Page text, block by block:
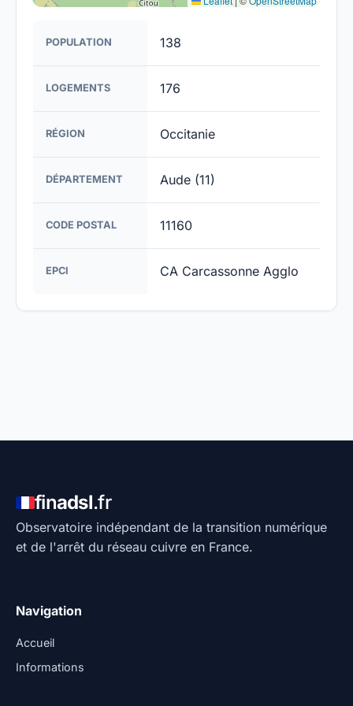
POPULATION 138
LOGEMENTS 176
RÉGION Occitanie
DÉPARTEMENT Aude (11)
CODE POSTAL 11160
EPCI CA Carcassonne Agglo
finadsl.fr
Observatoire indépendant de la transition numérique
et de l'arrêt du réseau cuivre en France.
Navigation
Accueil
Informations